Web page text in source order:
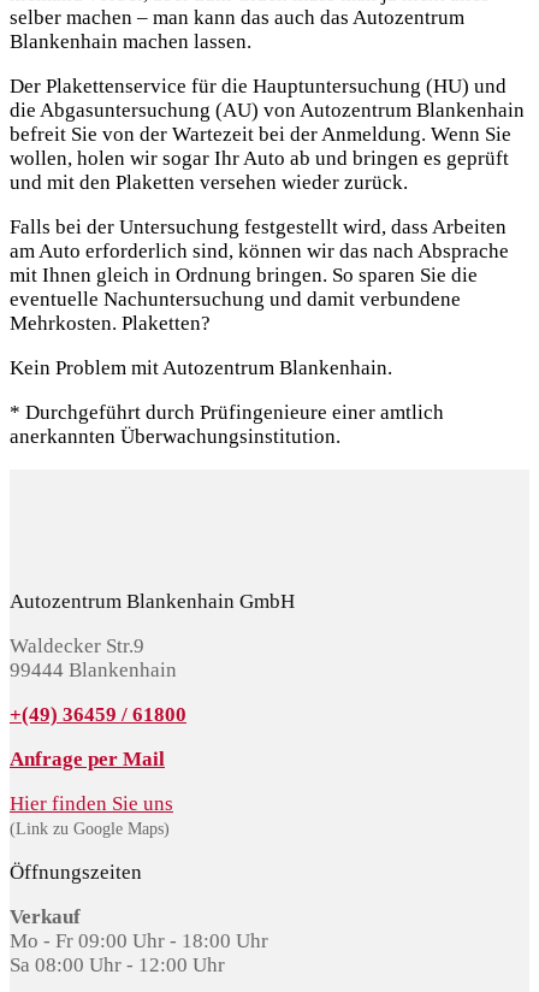
selber machen – man kann das auch das Autozentrum
Blankenhain machen lassen.
Der Plakettenservice für die Hauptuntersuchung (HU) und
die Abgasuntersuchung (AU) von Autozentrum Blankenhain
befreit Sie von der Wartezeit bei der Anmeldung. Wenn Sie
wollen, holen wir sogar Ihr Auto ab und bringen es geprüft
und mit den Plaketten versehen wieder zurück.
Falls bei der Untersuchung festgestellt wird, dass Arbeiten
am Auto erforderlich sind, können wir das nach Absprache
mit Ihnen gleich in Ordnung bringen. So sparen Sie die
eventuelle Nachuntersuchung und damit verbundene
Mehrkosten. Plaketten?
Kein Problem mit Autozentrum Blankenhain.
* Durchgeführt durch Prüfingenieure einer amtlich
anerkannten Überwachungsinstitution.
Autozentrum Blankenhain GmbH
Waldecker Str.9
99444 Blankenhain
+(49) 36459 / 61800
Anfrage per Mail
Hier finden Sie uns
(Link zu Google Maps)
Öffnungszeiten
Verkauf
Mo - Fr 09:00 Uhr - 18:00 Uhr
Sa 08:00 Uhr - 12:00 Uhr